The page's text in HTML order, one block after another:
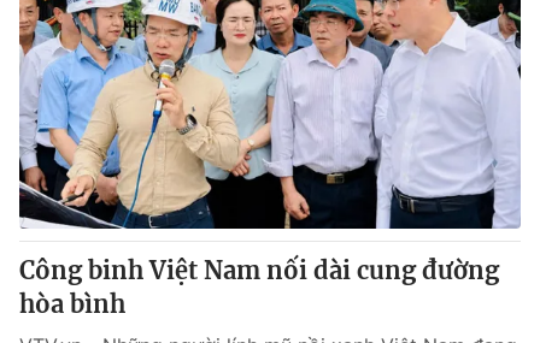
Công binh Việt Nam nối dài cung đường
hòa bình